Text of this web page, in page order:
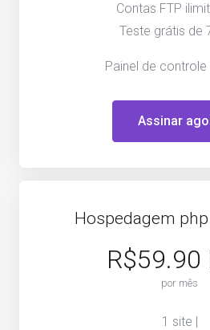
Painel de controle
Contas FTP
Teste grátis de
Assinar
Hospedagem
R$59.90
por mês
1 site |